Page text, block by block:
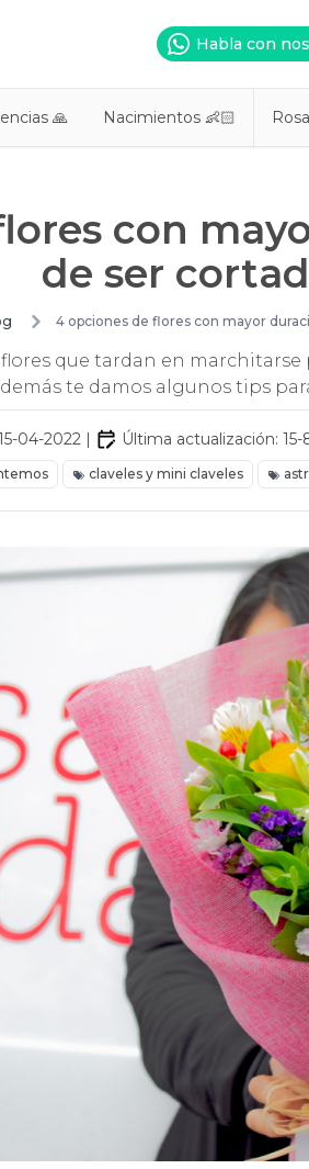
Habla con
🙏 Nacimientos 👶🏻
con
de ser
4 opciones de flores con mayor
que tardan en
te damos algunos tips
04-2022 | Última actualización: 15-
claveles y mini claveles